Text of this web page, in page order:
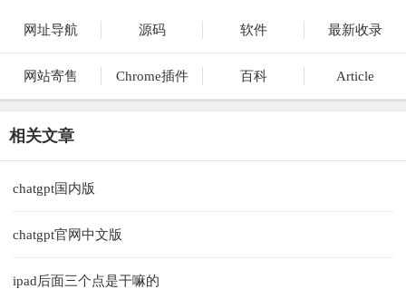
网址导航 源码 软件 最新收录
网站寄售 Chrome插件 百科 Article
相关文章
chatgpt国内版
chatgpt官网中文版
ipad后面三个点是干嘛的